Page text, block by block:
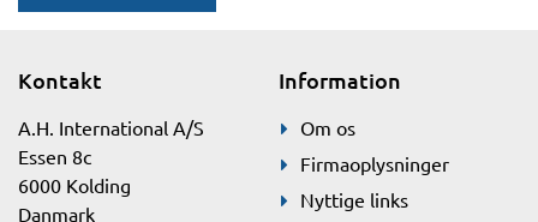
Kontakt
A.H. International A/S
Essen 8c
6000 Kolding
Danmark
Information
Om os
Firmaoplysninger
Nyttige links